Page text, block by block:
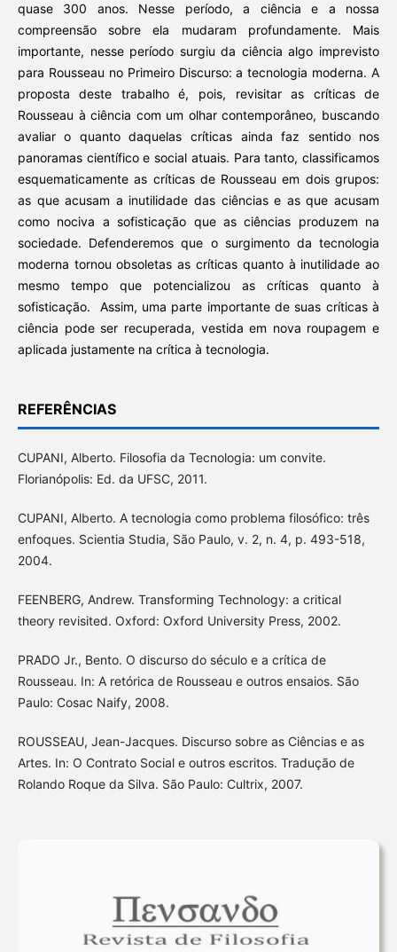
quase 300 anos. Nesse período, a ciência e a nossa
compreensão sobre ela mudaram profundamente. Mais
importante, nesse período surgiu da ciência algo imprevisto
para Rousseau no Primeiro Discurso: a tecnologia moderna. A
proposta deste trabalho é, pois, revisitar as críticas de
Rousseau à ciência com um olhar contemporâneo, buscando
avaliar o quanto daquelas críticas ainda faz sentido nos
panoramas científico e social atuais. Para tanto, classificamos
esquematicamente as críticas de Rousseau em dois grupos:
as que acusam a inutilidade das ciências e as que acusam
como nociva a sofisticação que as ciências produzem na
sociedade. Defenderemos que o surgimento da tecnologia
moderna tornou obsoletas as críticas quanto à inutilidade ao
mesmo tempo que potencializou as críticas quanto à
sofisticação. Assim, uma parte importante de suas críticas à
ciência pode ser recuperada, vestida em nova roupagem e
aplicada justamente na crítica à tecnologia.
REFERÊNCIAS
CUPANI, Alberto. Filosofia da Tecnologia: um convite.
Florianópolis: Ed. da UFSC, 2011.
CUPANI, Alberto. A tecnologia como problema filosófico: três
enfoques. Scientia Studia, São Paulo, v. 2, n. 4, p. 493-518,
2004.
FEENBERG, Andrew. Transforming Technology: a critical
theory revisited. Oxford: Oxford University Press, 2002.
PRADO Jr., Bento. O discurso do século e a crítica de
Rousseau. In: A retórica de Rousseau e outros ensaios. São
Paulo: Cosac Naify, 2008.
ROUSSEAU, Jean-Jacques. Discurso sobre as Ciências e as
Artes. In: O Contrato Social e outros escritos. Tradução de
Rolando Roque da Silva. São Paulo: Cultrix, 2007.